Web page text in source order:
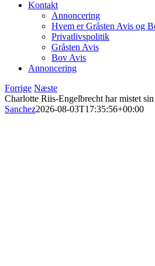
Kontakt
Annoncering
Hvem er Gråsten Avis og
Privatlivspolitik
Gråsten Avis
Bov Avis
Annoncering
Forrige Næste
Charlotte Riis-Engelbrecht har mistet
Sanchez2026-08-03T17:35:56+00:00